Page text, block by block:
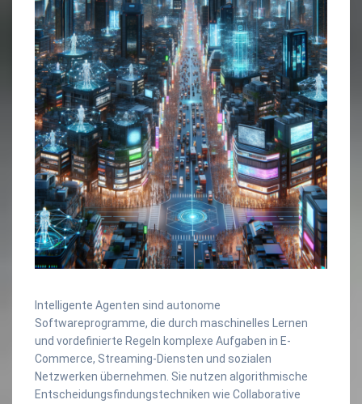
Intelligente Agenten sind autonome
Softwareprogramme, die durch maschinelles Lernen
und vordefinierte Regeln komplexe Aufgaben in E-
Commerce, Streaming-Diensten und sozialen
Netzwerken übernehmen. Sie nutzen algorithmische
Entscheidungsfindungstechniken wie Collaborative